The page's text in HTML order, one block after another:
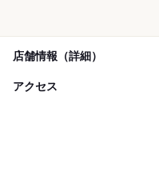
店舗情報（詳細）
アクセス